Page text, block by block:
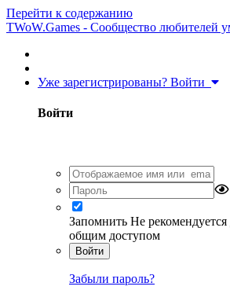
Перейти к содержанию
TWoW.Games - Сообщество любителей
Уже зарегистрированы? Войти
Войти
Запомнить Не
общим доступом
Войти
Забыли пароль?